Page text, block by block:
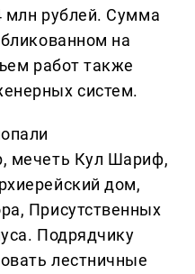
млн рублей. Сумма
на
работ также
систем.
мечеть Кул Шариф,
дом,
Присутственных
Подрядчику
лестничные